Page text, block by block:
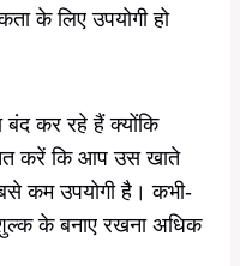
के लिए उपयोगी हो
बंद कर रहे हैं क्योंकि
करें कि आप उस खाते
कम उपयोगी है। कभी-
शुल्क के बनाए रखना अधिक